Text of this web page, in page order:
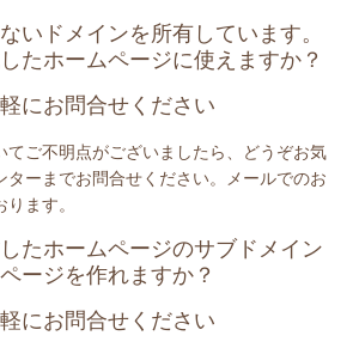
いドメインを所有しています。
たホームページに使えますか？
にお問合せください
てご不明点がございましたら、どうぞお気
ターまでお問合せください。メールでのお
ます。
たホームページのサブドメイン
ージを作れますか？
にお問合せください